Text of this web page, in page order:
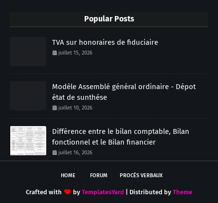
Popular Posts
TVA sur honoraires de fiduciaire
juillet 15, 2026
Modèle Assemblé général ordinaire - Dépot
état de sunthése
juillet 10, 2026
Différence entre le bilan comptable, Bilan
fonctionnel et le Bilan financier
juillet 16, 2026
HOME FORUM PROCÉS VERBAUX
Crafted with by TemplatesYard | Distributed by Theme